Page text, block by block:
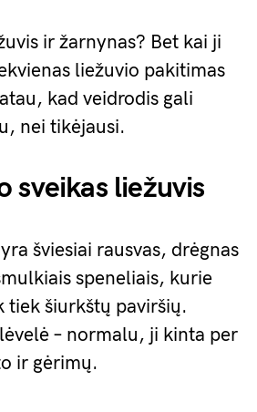
ir žarnynas? Bet kai ji
liežuvio pakitimas
kad veidrodis gali
nei tikėjausi.
sveikas liežuvis
šviesiai rausvas, drėgnas
speneliais, kurie
tiek šiurkštų paviršių.
– normalu, ji kinta per
ir gėrimų.